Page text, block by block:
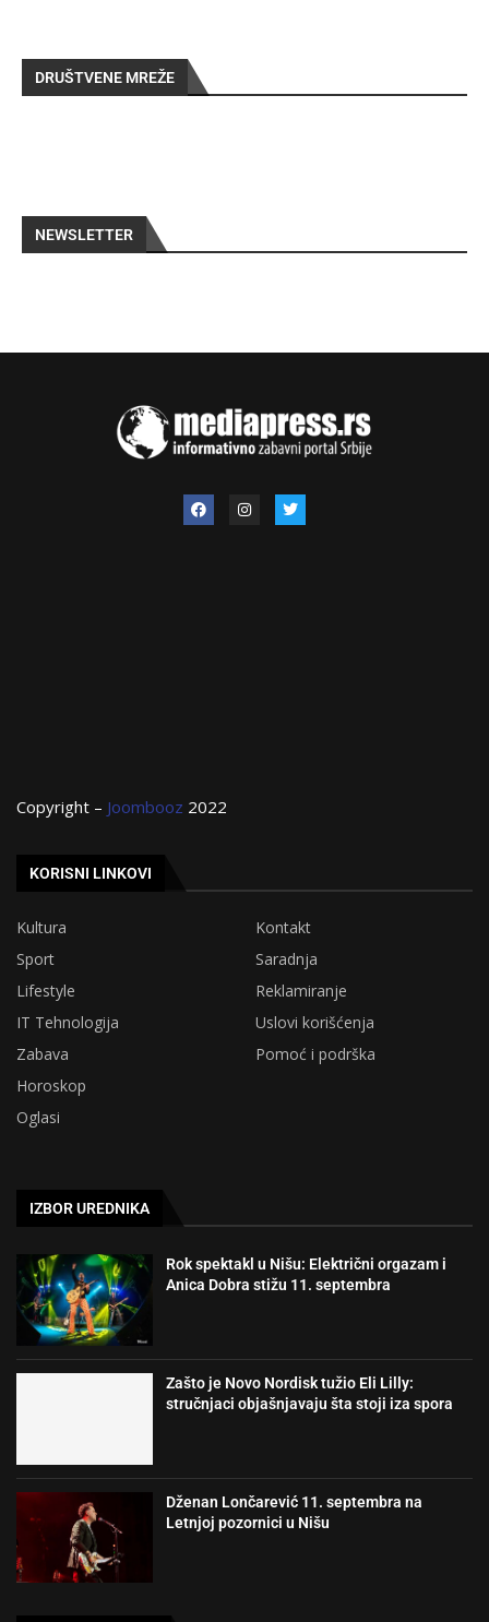
DRUŠTVENE MREŽE
NEWSLETTER
Copyright – Joombooz 2022
KORISNI LINKOVI
Kultura
Kontakt
Sport
Saradnja
Lifestyle
Reklamiranje
IT Tehnologija
Uslovi korišćenja
Zabava
Pomoć i podrška
Horoskop
Oglasi
IZBOR UREDNIKA
Rok spektakl u Nišu: Električni orgazam i
Anica Dobra stižu 11. septembra
Zašto je Novo Nordisk tužio Eli Lilly:
stručnjaci objašnjavaju šta stoji iza spora
Dženan Lončarević 11. septembra na
Letnjoj pozornici u Nišu